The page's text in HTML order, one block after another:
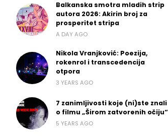
Balkanska smotra mladih strip
autora 2026: Akirin broj za
prosperitet stripa
A DAY AGO
Nikola Vranjković: Poezija,
rokenrol i transcedencija
otpora
3 YEARS AGO
7 zanimljivosti koje (ni)ste znali
o filmu „Širom zatvorenih očiju“
5 YEARS AGO